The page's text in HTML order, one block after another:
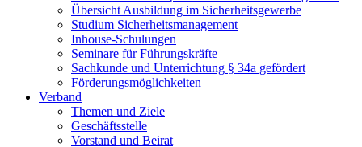
Übersicht Ausbildung im Sicherheitsgewerbe
Studium Sicherheitsmanagement
Inhouse-Schulungen
Seminare für Führungskräfte
Sachkunde und Unterrichtung § 34a gefördert
Förderungsmöglichkeiten
Verband
Themen und Ziele
Geschäftsstelle
Vorstand und Beirat